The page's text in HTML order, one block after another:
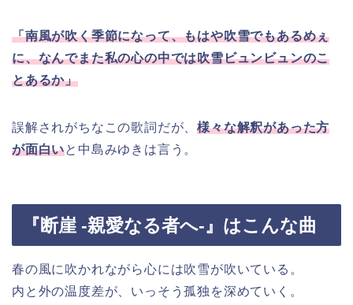
「南風が吹く季節になって、もはや吹雪でもあるめぇ
に、なんでまた私の心の中では吹雪ビュンビュンのこ
とあるか」
誤解されがちなこの歌詞だが、様々な解釈があった方
が面白いと中島みゆきは言う。
『断崖 -親愛なる者へ-』はこんな曲
春の風に吹かれながら心には吹雪が吹いている。
内と外の温度差が、いっそう孤独を深めていく。